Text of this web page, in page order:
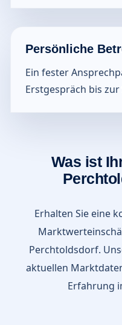
Persönliche
Ein fester
Erstgespräch bis
Was ist
Erhalten Sie eine
Perchtoldsdorf.
aktuellen
Erfahrung